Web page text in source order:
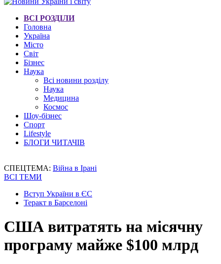
ВСІ РОЗДІЛИ
Головна
Україна
Місто
Світ
Бізнес
Наука
Всі новини розділу
Наука
Медицина
Космос
Шоу-бізнес
Спорт
Lifestyle
БЛОГИ ЧИТАЧІВ
СПЕЦТЕМА: Війна в Ірані
ВСІ ТЕМИ
Вступ України в ЄС
Теракт в Барселоні
США витратять на місячну
програму майже $100 млрд